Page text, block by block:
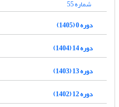
شماره 55
دوره 0 (1405)
دوره 14 (1404)
دوره 13 (1403)
دوره 12 (1402)